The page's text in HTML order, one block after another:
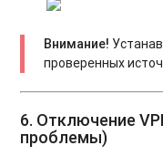
Внимание!
проверенных
6. Отключение
проблемы)